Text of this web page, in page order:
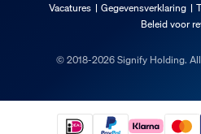
Vacatures
Gegevensverklaring
Beleid voor
© 2018-2026 Signify Holding.